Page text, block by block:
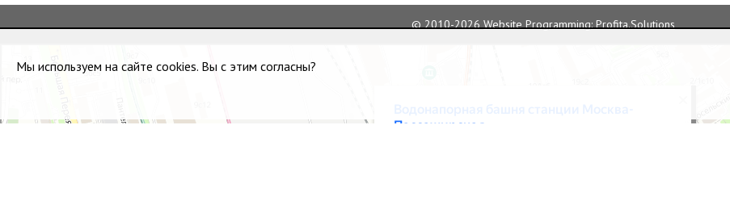
© 2010-2026Website Programming: Profita.Solutions
Достопримечательность в Москве
Мы используем на сайте cookies. Вы с этим согласны?